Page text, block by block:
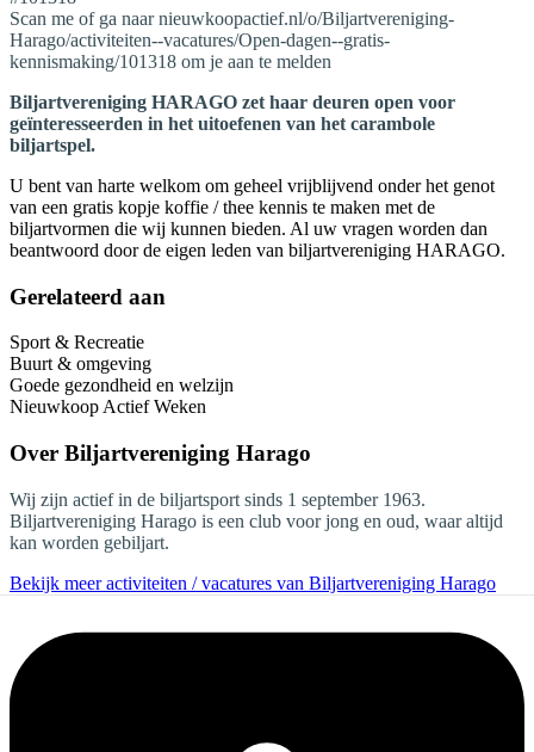
Scan me of ga naar nieuwkoopactief.nl/o/Biljartvereniging-
Harago/activiteiten--vacatures/Open-dagen--gratis-
kennismaking/101318 om je aan te melden
Biljartvereniging HARAGO zet haar deuren open voor
geïnteresseerden in het uitoefenen van het carambole
biljartspel.
U bent van harte welkom om geheel vrijblijvend onder het genot
van een gratis kopje koffie / thee kennis te maken met de
biljartvormen die wij kunnen bieden. Al uw vragen worden dan
beantwoord door de eigen leden van biljartvereniging HARAGO.
Gerelateerd aan
Sport & Recreatie
Buurt & omgeving
Goede gezondheid en welzijn
Nieuwkoop Actief Weken
Over Biljartvereniging Harago
Wij zijn actief in de biljartsport sinds 1 september 1963.
Biljartvereniging Harago is een club voor jong en oud, waar altijd
kan worden gebiljart.
Bekijk meer activiteiten / vacatures van Biljartvereniging Harago